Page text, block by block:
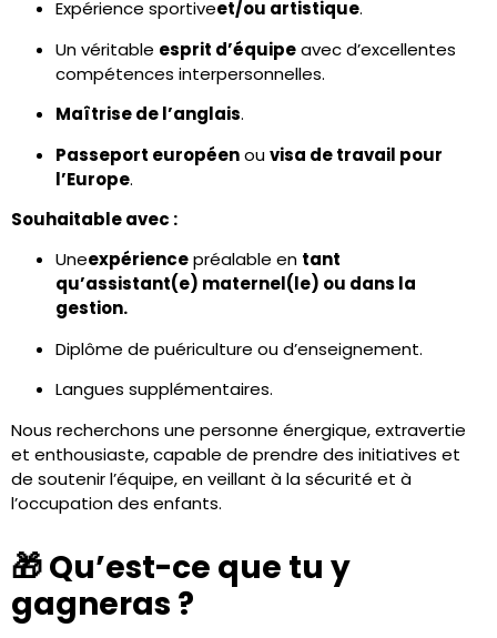
Expérience sportiveet/ou artistique.
Un véritable esprit d’équipeavec d’excellentes
compétences interpersonnelles.
Maîtrise de l’anglais.
Passeport européenouvisa de travail pour
l’Europe.
Souhaitable avec :
Uneexpériencepréalable en tant
qu’assistant(e) maternel(le) ou dans la
gestion.
Diplôme de puériculture ou d’enseignement.
Langues supplémentaires.
Nous recherchons une personne énergique, extravertie
et enthousiaste, capable de prendre des initiatives et
de soutenir l’équipe, en veillant à la sécurité et à
l’occupation des enfants.
🎁 Qu’est-ce que tu y
gagneras ?